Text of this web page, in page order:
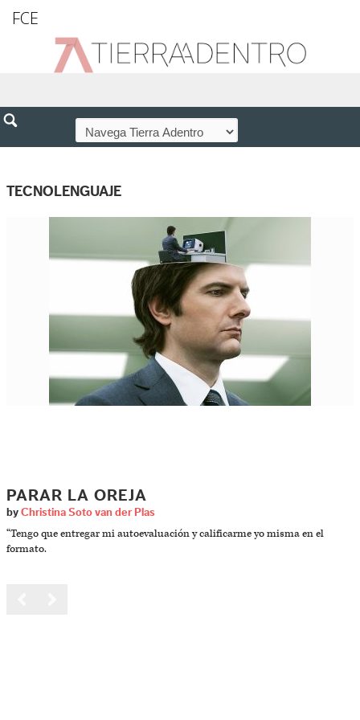
FCE
TECNOLENGUAJE
PARAR LA OREJA
by Christina Soto van der Plas
“Tengo que entregar mi autoevaluación y calificarme yo misma en el
formato.